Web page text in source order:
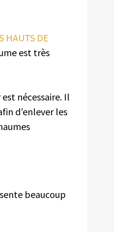
HAUTS DE
est très
nécessaire. Il
d’enlever les
beaucoup